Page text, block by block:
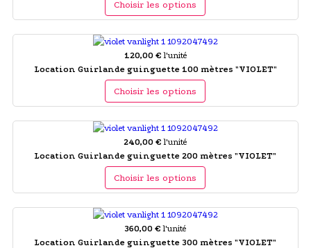
Choisir les options
120,00 € l'unité
Location Guirlande guinguette 100 mètres "VIOLET"
Choisir les options
240,00 € l'unité
Location Guirlande guinguette 200 mètres "VIOLET"
Choisir les options
360,00 € l'unité
Location Guirlande guinguette 300 mètres "VIOLET"